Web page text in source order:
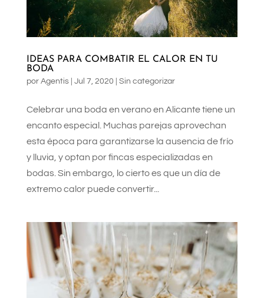
IDEAS PARA COMBATIR EL CALOR EN TU
BODA
por Agentis| Jul 7, 2020 Sin categorizar
Celebrar una boda en verano en Alicante tiene un
encanto especial. Muchas parejas aprovechan
esta época para garantizarse la ausencia de frío
y lluvia, y optan por fincas especializadas en
bodas. Sin embargo, lo cierto es que un día de
extremo calor puede convertir...